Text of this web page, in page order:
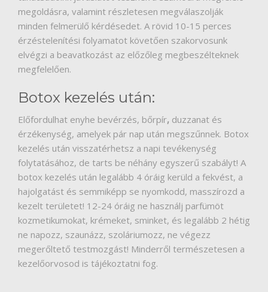
megoldásra, valamint részletesen megválaszolják
minden felmerülő kérdésedet. A rövid 10-15 perces
érzéstelenítési folyamatot követően szakorvosunk
elvégzi a beavatkozást az előzőleg megbeszélteknek
megfelelően.
Botox kezelés után:
Előfordulhat enyhe bevérzés, bőrpír, duzzanat és
érzékenység, amelyek pár nap után megszűnnek. Botox
kezelés után visszatérhetsz a napi tevékenység
folytatásához, de tarts be néhány egyszerű szabályt! A
botox kezelés után legalább 4 óráig kerüld a fekvést, a
hajolgatást és semmiképp se nyomkodd, masszírozd a
kezelt területet! 12-24 óráig ne használj parfümöt
kozmetikumokat, krémeket, sminket, és legalább 2 hétig
ne napozz, szaunázz, szoláriumozz, ne végezz
megerőltető testmozgást! Minderről természetesen a
kezelőorvosod is tájékoztatni fog.